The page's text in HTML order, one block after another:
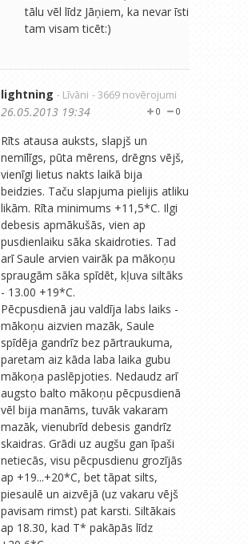
tālu vēl līdz Jāņiem, ka nevar īsti
tam visam ticēt:)
lightning - Līvāni - 3669 novērojumi
0
0
26.05.2013 19:34
Rīts atausa auksts, slapjš un
nemīlīgs, pūta mērens, drēgns vējš,
vienīgi lietus nakts laikā bija
beidzies. Taču slapjuma pielijis atliku
likām. Rīta minimums +11,5*C. Ilgi
debesis apmākušās, vien ap
pusdienlaiku sāka skaidroties. Tad
arī Saule arvien vairāk pa mākoņu
spraugām sāka spīdēt, kļuva siltāks
- 13.00 +19*C.
Pēcpusdienā jau valdīja labs laiks -
mākoņu aizvien mazāk, Saule
spīdēja gandrīz bez pārtraukuma,
paretam aiz kāda laba laika gubu
mākoņa paslēpjoties. Nedaudz arī
augsto balto mākoņu pēcpusdienā
vēl bija manāms, tuvāk vakaram
mazāk, vienubrīd debesis gandrīz
skaidras. Grādi uz augšu gan īpaši
netiecās, visu pēcpusdienu grozījās
ap +19...+20*C, bet tāpat silts,
piesaulē un aizvējā (uz vakaru vējš
pavisam rimst) pat karsti. Siltākais
ap 18.30, kad T* pakāpās līdz